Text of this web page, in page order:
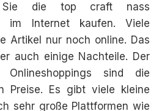
Sie die top craft nass
im Internet kaufen. Viele
Artikel nur noch online. Das
auch einige Nachteile. Der
sind die
Preise. Es gibt viele kleine
sehr große Plattformen wie